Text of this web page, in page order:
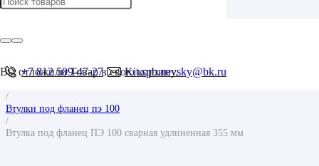
+7 812 509-47-27 Kit.spb.nevsky@bk.ru
Вы отложилиТоварв свою корзину.
Главная
/
/
Втулки под фланец пэ 100
/
Втулка под фланец ПЭ 100 сварная удлиненная 355 мм